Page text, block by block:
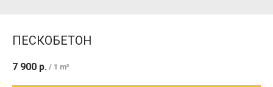
ПЕСКОБЕТОН
7 900 р. / 1 m³